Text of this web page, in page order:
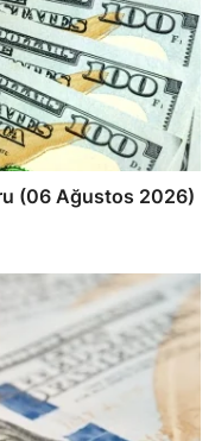
(06 Ağustos 2026)